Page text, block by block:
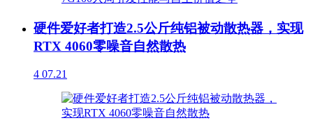
硬件爱好者打造2.5公斤纯铝被动散热器，实现
RTX 4060零噪音自然散热
4 07.21